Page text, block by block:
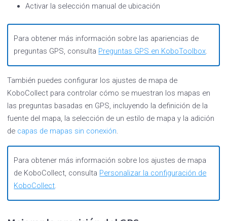
Activar la selección manual de ubicación
Para obtener más información sobre las apariencias de
preguntas GPS, consulta Preguntas GPS en KoboToolbox.
También puedes configurar los ajustes de mapa de
KoboCollect para controlar cómo se muestran los mapas en
las preguntas basadas en GPS, incluyendo la definición de la
fuente del mapa, la selección de un estilo de mapa y la adición
de capas de mapas sin conexión.
Para obtener más información sobre los ajustes de mapa
de KoboCollect, consulta Personalizar la configuración de
KoboCollect.